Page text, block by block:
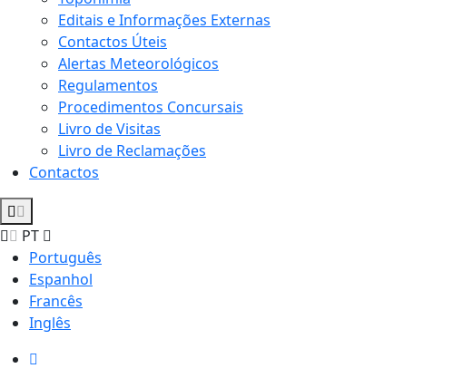
Editais e Informações Externas
Contactos Úteis
Alertas Meteorológicos
Regulamentos
Procedimentos Concursais
Livro de Visitas
Livro de Reclamações
Contactos
PT
Português
Espanhol
Francês
Inglês